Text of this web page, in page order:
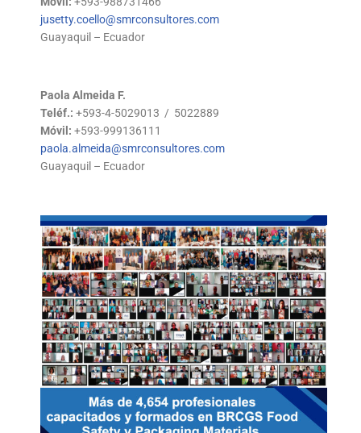
jusetty.coello@smrconsultores.com
Guayaquil – Ecuador
Paola Almeida F.
Teléf.: +593-4-5029013 / 5022889
Móvil: +593-999136111
paola.almeida@smrconsultores.com
Guayaquil – Ecuador